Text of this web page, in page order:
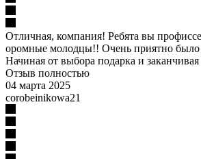
Отличная, компания! Ребята вы
оромные молодцы!! Очень приятно было
Начиная от выбора подарка и
Отзыв полностью
04 марта 2025
corobeinikowa21